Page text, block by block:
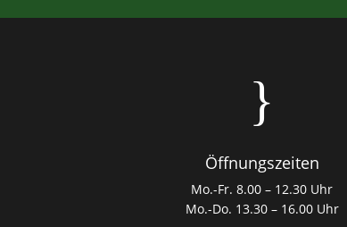
}
Öffnungszeiten
Mo.-Fr. 8.00 – 12.30 Uhr
Mo.-Do. 13.30 – 16.00 Uhr